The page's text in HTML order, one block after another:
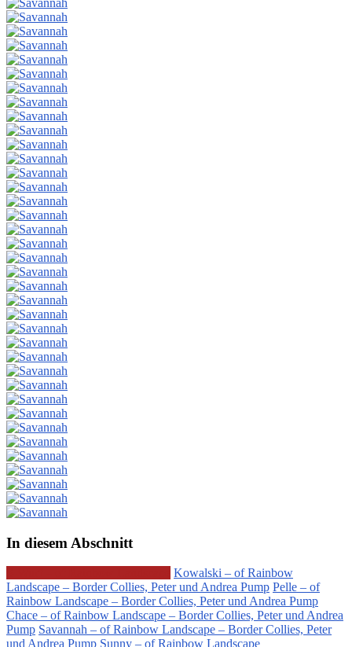
In diesem Abschnitt
Kowalski – of Rainbow
Landscape – Border Collies, Peter und Andrea Pump Pelle – of
Rainbow Landscape – Border Collies, Peter und Andrea Pump
Chace – of Rainbow Landscape – Border Collies, Peter und Andrea
Pump Savannah – of Rainbow Landscape – Border Collies, Peter
und Andrea Pump Sunny – of Rainbow Landscape